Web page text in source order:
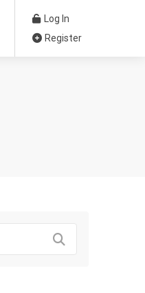
Log In
Register